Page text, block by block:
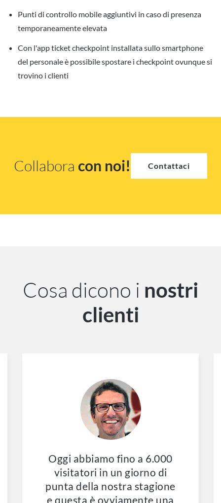
Punti di controllo mobile aggiuntivi in caso di presenza
temporaneamente elevata
Con l'app ticket checkpoint installata sullo smartphone
del personale è possibile spostare i checkpoint ovunque si
trovino i clienti
Collabora con noi! Contattaci
Cosa dicono i nostri
clienti
Oggi abbiamo fino a 6.000
visitatori in un giorno di
punta della nostra stagione
e questa è ovviamente una